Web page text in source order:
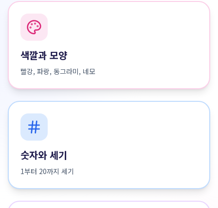
색깔과 모양
빨강, 파랑, 동그라미, 네모
숫자와 세기
1부터 20까지 세기